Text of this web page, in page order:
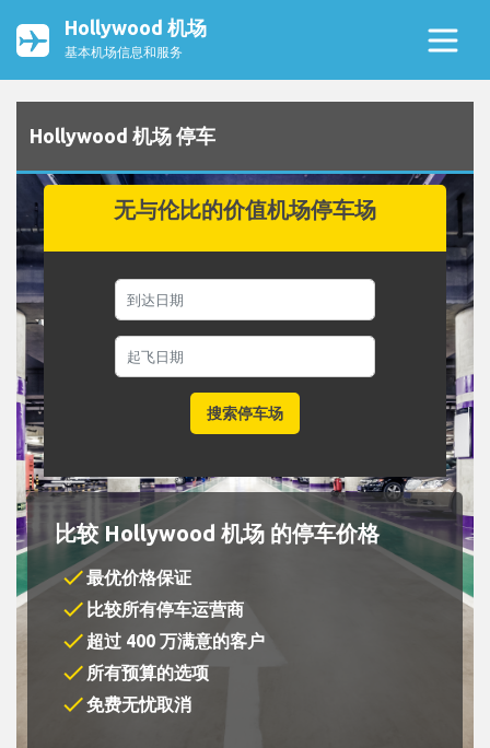
Hollywood 机场
基本机场信息和服务
Hollywood 机场 停车
无与伦比的价值机场停车场
比较 Hollywood 机场 的停车价格
check最优价格保证
check 比较所有停车运营商
check 超过 400 万满意的客户
check 所有预算的选项
check免费无忧取消